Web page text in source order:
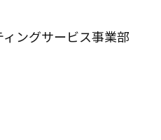
ィングサービス事業部